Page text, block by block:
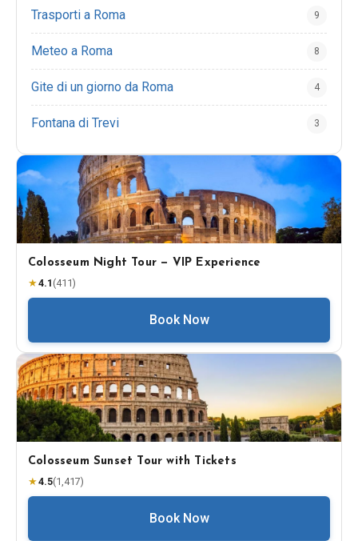
Trasporti a Roma 9
Meteo a Roma 8
Gite di un giorno da Roma 4
Fontana di Trevi 3
Colosseum Night Tour — VIP Experience
★4.1 (411)
Book Now
Colosseum Sunset Tour with Tickets
★4.5(1,417)
Book Now